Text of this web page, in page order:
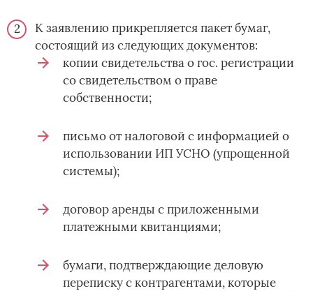
К заявлению прикрепляется пакет бумаг,
состоящий из следующих документов:
копии свидетельства о гос. регистрации
со свидетельством о праве
собственности;
письмо от налоговой с информацией о
использовании ИП УСНО (упрощенной
системы);
договор аренды с приложенными
платежными квитанциями;
бумаги, подтверждающие деловую
переписку с контрагентами, которые